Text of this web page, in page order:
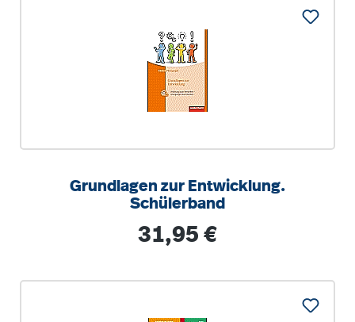
Grundlagen zur Entwicklung.
Schülerband
Regulärer Preis:
31,95 €